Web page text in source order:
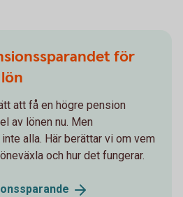
för
att få en högre pension
av lönen nu. Men
alla. Här berättar vi om vem
och hur det fungerar.